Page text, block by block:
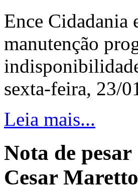
Ence Cidadania
manutenção
sexta-feira, 23/
Leia mais...
Nota de
Cesar